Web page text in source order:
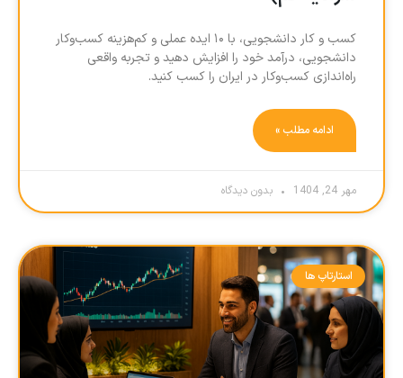
کسب و کار دانشجویی، با ۱۰ ایده عملی و کم‌هزینه کسب‌وکار
دانشجویی، درآمد خود را افزایش دهید و تجربه واقعی
راه‌اندازی کسب‌وکار در ایران را کسب کنید.
ادامه مطلب »
مهر 24, 1404 بدون دیدگاه
استارتاپ ها